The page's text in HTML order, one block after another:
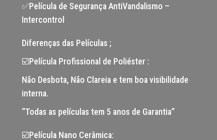
✅Película de Segurança AntiVandalismo –
Intercontrol
Diferenças das Películas ;
☑️Película Profissional de Poliéster :
Não Desbota, Não Clareia e tem boa visibilidade
interna.
“Todas as películas tem 5 anos de Garantia”
☑️Película Nano Cerâmica: